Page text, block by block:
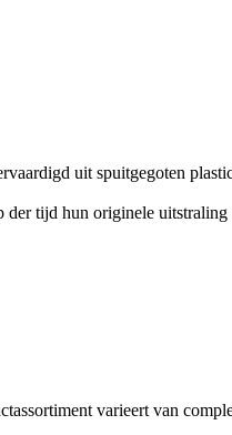
uit spuitgegoten
der tijd hun originele uitstraling
varieert van